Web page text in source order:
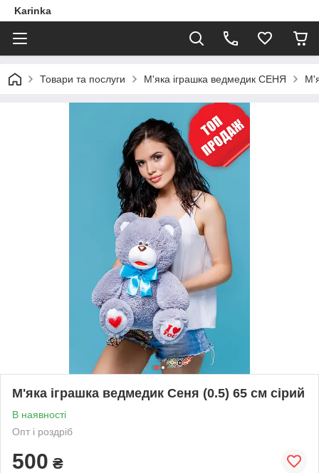
Karinka
Товари та послуги М'яка іграшка ведмедик СЕНЯ
М'яка іграшка ведмедик Сеня (0.5) 65 см сірий
В наявності
Опт і роздріб
500 ₴